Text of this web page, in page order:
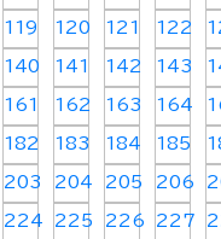
119 120 121 122
140 141 142 143
161 162 163 164
182 183 184 185
203 204 205 206
224 225 226 227